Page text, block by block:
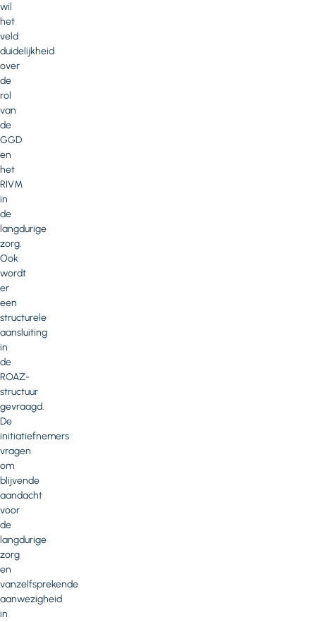
wil
het
veld
duidelijkheid
over
de
rol
van
de
GGD
en
het
RIVM
in
de
langdurige
zorg.
Ook
wordt
er
een
structurele
aansluiting
in
de
ROAZ-
structuur
gevraagd.
De
initiatiefnemers
vragen
om
blijvende
aandacht
voor
de
langdurige
zorg
en
vanzelfsprekende
aanwezigheid
in